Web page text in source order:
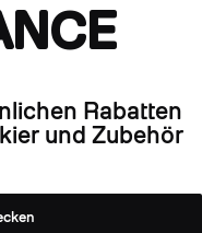
Rabatten
und Zubehör